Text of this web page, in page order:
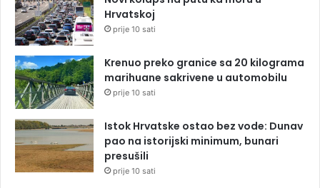
Hrvatskoj
prije 10 sati
Krenuo preko granice sa 20 kilograma
marihuane sakrivene u automobilu
prije 10 sati
Istok Hrvatske ostao bez vode: Dunav
pao na istorijski minimum, bunari
presušili
prije 10 sati